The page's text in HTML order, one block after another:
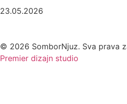
23.05.2026
© 2026 SomborNjuz. Sva prava
Premier dizajn studio